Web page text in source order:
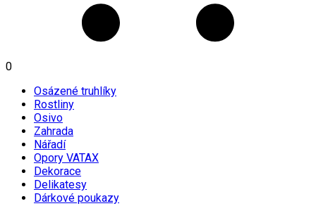
0
Osázené truhlíky
Rostliny
Osivo
Zahrada
Nářadí
Opory VATAX
Dekorace
Delikatesy
Dárkové poukazy